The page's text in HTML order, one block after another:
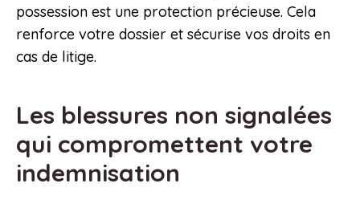
possession est une protection précieuse. Cela
renforce votre dossier et sécurise vos droits en
cas de litige.
Les blessures non signalées
qui compromettent votre
indemnisation